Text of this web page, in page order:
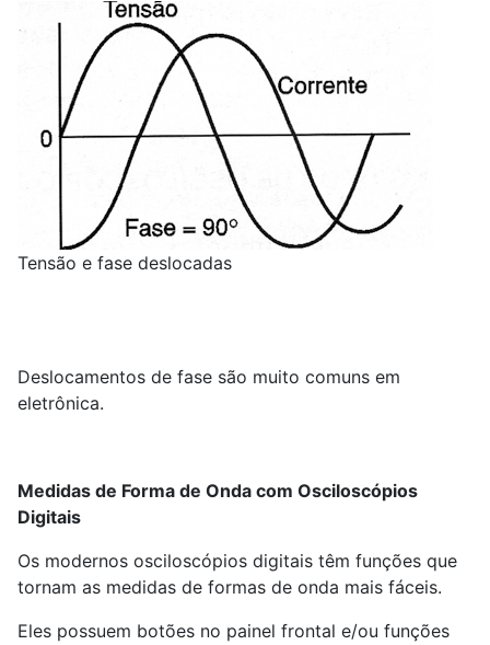
Tensão e fase deslocadas
Deslocamentos de fase são muito comuns em
eletrônica.
Medidas de Forma de Onda com Osciloscópios
Digitais
Os modernos osciloscópios digitais têm funções que
tornam as medidas de formas de onda mais fáceis.
Eles possuem botões no painel frontal e/ou funções